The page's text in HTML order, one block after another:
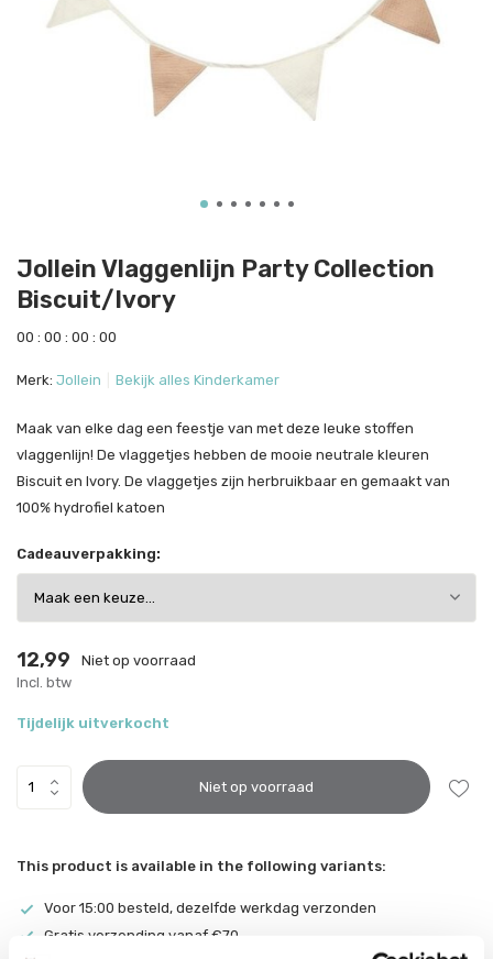
Jollein Vlaggenlijn Party Collection
Biscuit/Ivory
00 : 00 : 00 : 00
Merk: Jollein Bekijk alles Kinderkamer
Maak van elke dag een feestje van met deze leuke stoffen
vlaggenlijn! De vlaggetjes hebben de mooie neutrale kleuren
Biscuit en Ivory. De vlaggetjes zijn herbruikbaar en gemaakt van
100% hydrofiel katoen
Cadeauverpakking:
12,99
Niet op voorraad
Incl. btw
Tijdelijk uitverkocht
Niet op voorraad
This product is available in the following variants:
Voor 15:00 besteld, dezelfde werkdag verzonden
Gratis verzending vanaf €70